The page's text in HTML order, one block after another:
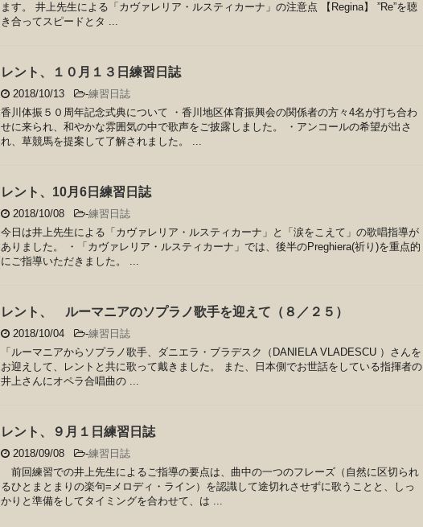
ます。 井上先生による「カヴァレリア・ルスティカーナ」の注意点 【Regina】 ”Re”を聴
き合ってスピードとタ ...
レント、１０月１３日練習日誌
2018/10/13 -練習日誌
香川体振５０周年記念式典について ・香川地区体育振興会の関係者の方々4名が打ち合わ
せに来られ、和やかな雰囲気の中で歌声をご披露しました。 ・アンコールの希望が出さ
れ、草競馬を提案して了解されました。 ...
レント、10月6日練習日誌
2018/10/08 -練習日誌
今日は井上先生による「カヴァレリア・ルスティカーナ」と「涙をこえて」の歌唱指導が
ありました。 ・「カヴァレリア・ルスティカーナ」では、後半のPreghiera(祈り)を重点的
にご指導いただきました。 ...
レント、 ルーマニアのソプラノ歌手を迎えて（８／２５）
2018/10/04 -練習日誌
「ルーマニアからソプラノ歌手、ダニエラ・ブラデスク（DANIELA VLADESCU ）さんを
お迎えして、レントと共に歌って戴きました。 また、日本側でお世話をしている指揮者の
井上さんにオペラ合唱曲の ...
レント、９月１日練習日誌
2018/09/08 -練習日誌
前回練習での井上先生によるご指導の要点は、曲中の一つのフレーズ（自然に区切られ
るひとまとまりの楽句=メロディ・ライン）を認識して途切れさせずに歌うことと、しっ
かりと準備をしてタイミングを合わせて、は ...